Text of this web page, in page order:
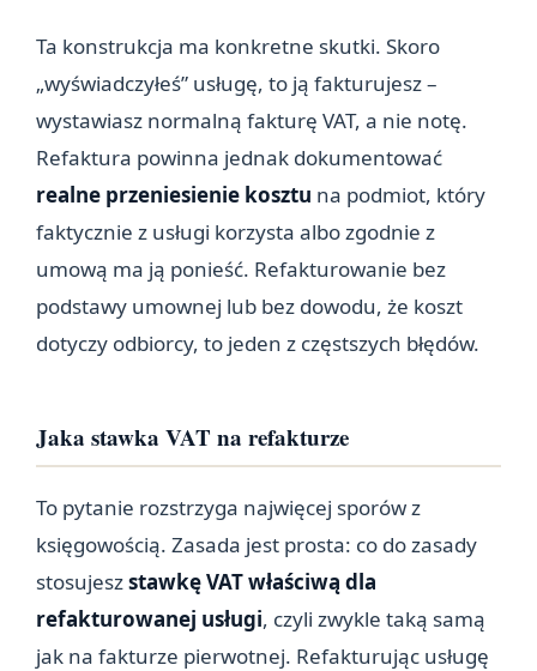
Ta konstrukcja ma konkretne skutki. Skoro
„wyświadczyłeś” usługę, to ją fakturujesz –
wystawiasz normalną fakturę VAT, a nie notę.
Refaktura powinna jednak dokumentować
realne przeniesienie kosztu na podmiot, który
faktycznie z usługi korzysta albo zgodnie z
umową ma ją ponieść. Refakturowanie bez
podstawy umownej lub bez dowodu, że koszt
dotyczy odbiorcy, to jeden z częstszych błędów.
Jaka stawka VAT na refakturze
To pytanie rozstrzyga najwięcej sporów z
księgowością. Zasada jest prosta: co do zasady
stosujeszstawkę VAT właściwą dla
refakturowanej usługi, czyli zwykle taką samą
jak na fakturze pierwotnej. Refakturując usługę